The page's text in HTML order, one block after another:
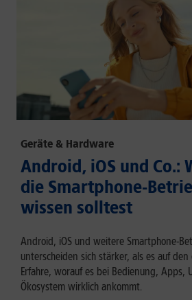
Geräte & Hardware
Android, iOS und Co.:
die Smartphone-
wissen solltest
Android, iOS und weitere Smartphone-
unterscheiden sich stärker, als es auf
Erfahre, worauf es bei Bedienung, Apps,
Ökosystem wirklich ankommt.